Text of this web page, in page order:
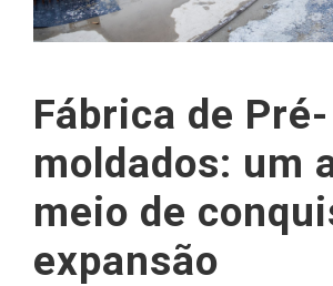
Fábrica de Pré-
moldados: um
meio de
expansão